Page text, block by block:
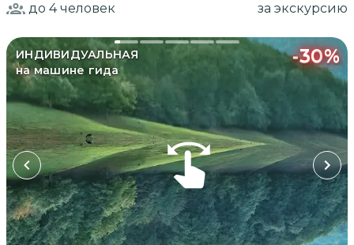
до 4человек за экскурсию
ИНДИВИДУАЛЬНАЯ
на машине гида
-30%